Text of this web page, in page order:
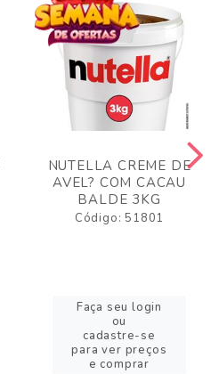
NUTELLA CREME DE
AVEL? COM CACAU
BALDE 3KG
Código: 51801
Faça seu login
ou
cadastre-se
para ver preços
e comprar